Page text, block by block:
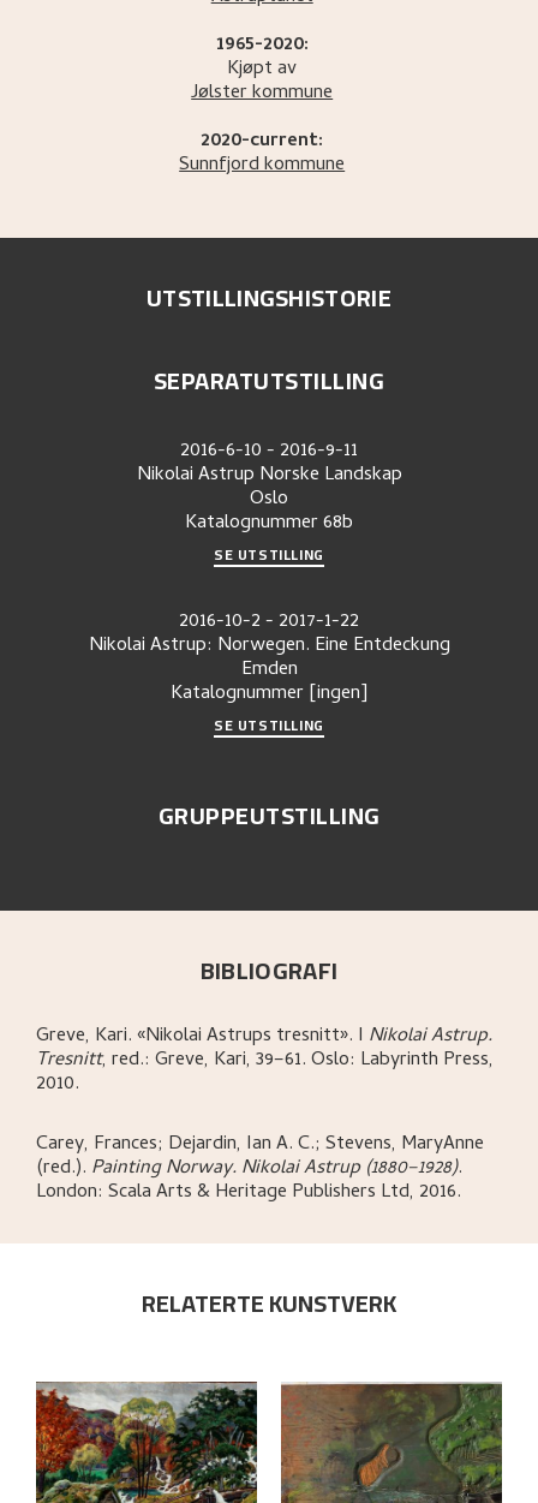
1965-2020:
Kjøpt av
Jølster kommune
2020-current:
Sunnfjord kommune
UTSTILLINGSHISTORIE
SEPARATUTSTILLING
2016-6-10- 2016-9-11
Nikolai Astrup Norske Landskap
Oslo
Katalognummer68b
SE UTSTILLING
2016-10-2- 2017-1-22
Nikolai Astrup: Norwegen. Eine Entdeckung
Emden
Katalognummer[ingen]
SE UTSTILLING
GRUPPEUTSTILLING
BIBLIOGRAFI
Greve, Kari.«Nikolai Astrups tresnitt». I Nikolai Astrup.
Tresnitt, red.: Greve, Kari, 39–61.Oslo: Labyrinth Press,
2010.
Carey, Frances; Dejardin, Ian A. C.; Stevens, MaryAnne
(red.). Painting Norway. Nikolai Astrup (1880–1928).
London: Scala Arts & Heritage Publishers Ltd, 2016.
RELATERTE KUNSTVERK